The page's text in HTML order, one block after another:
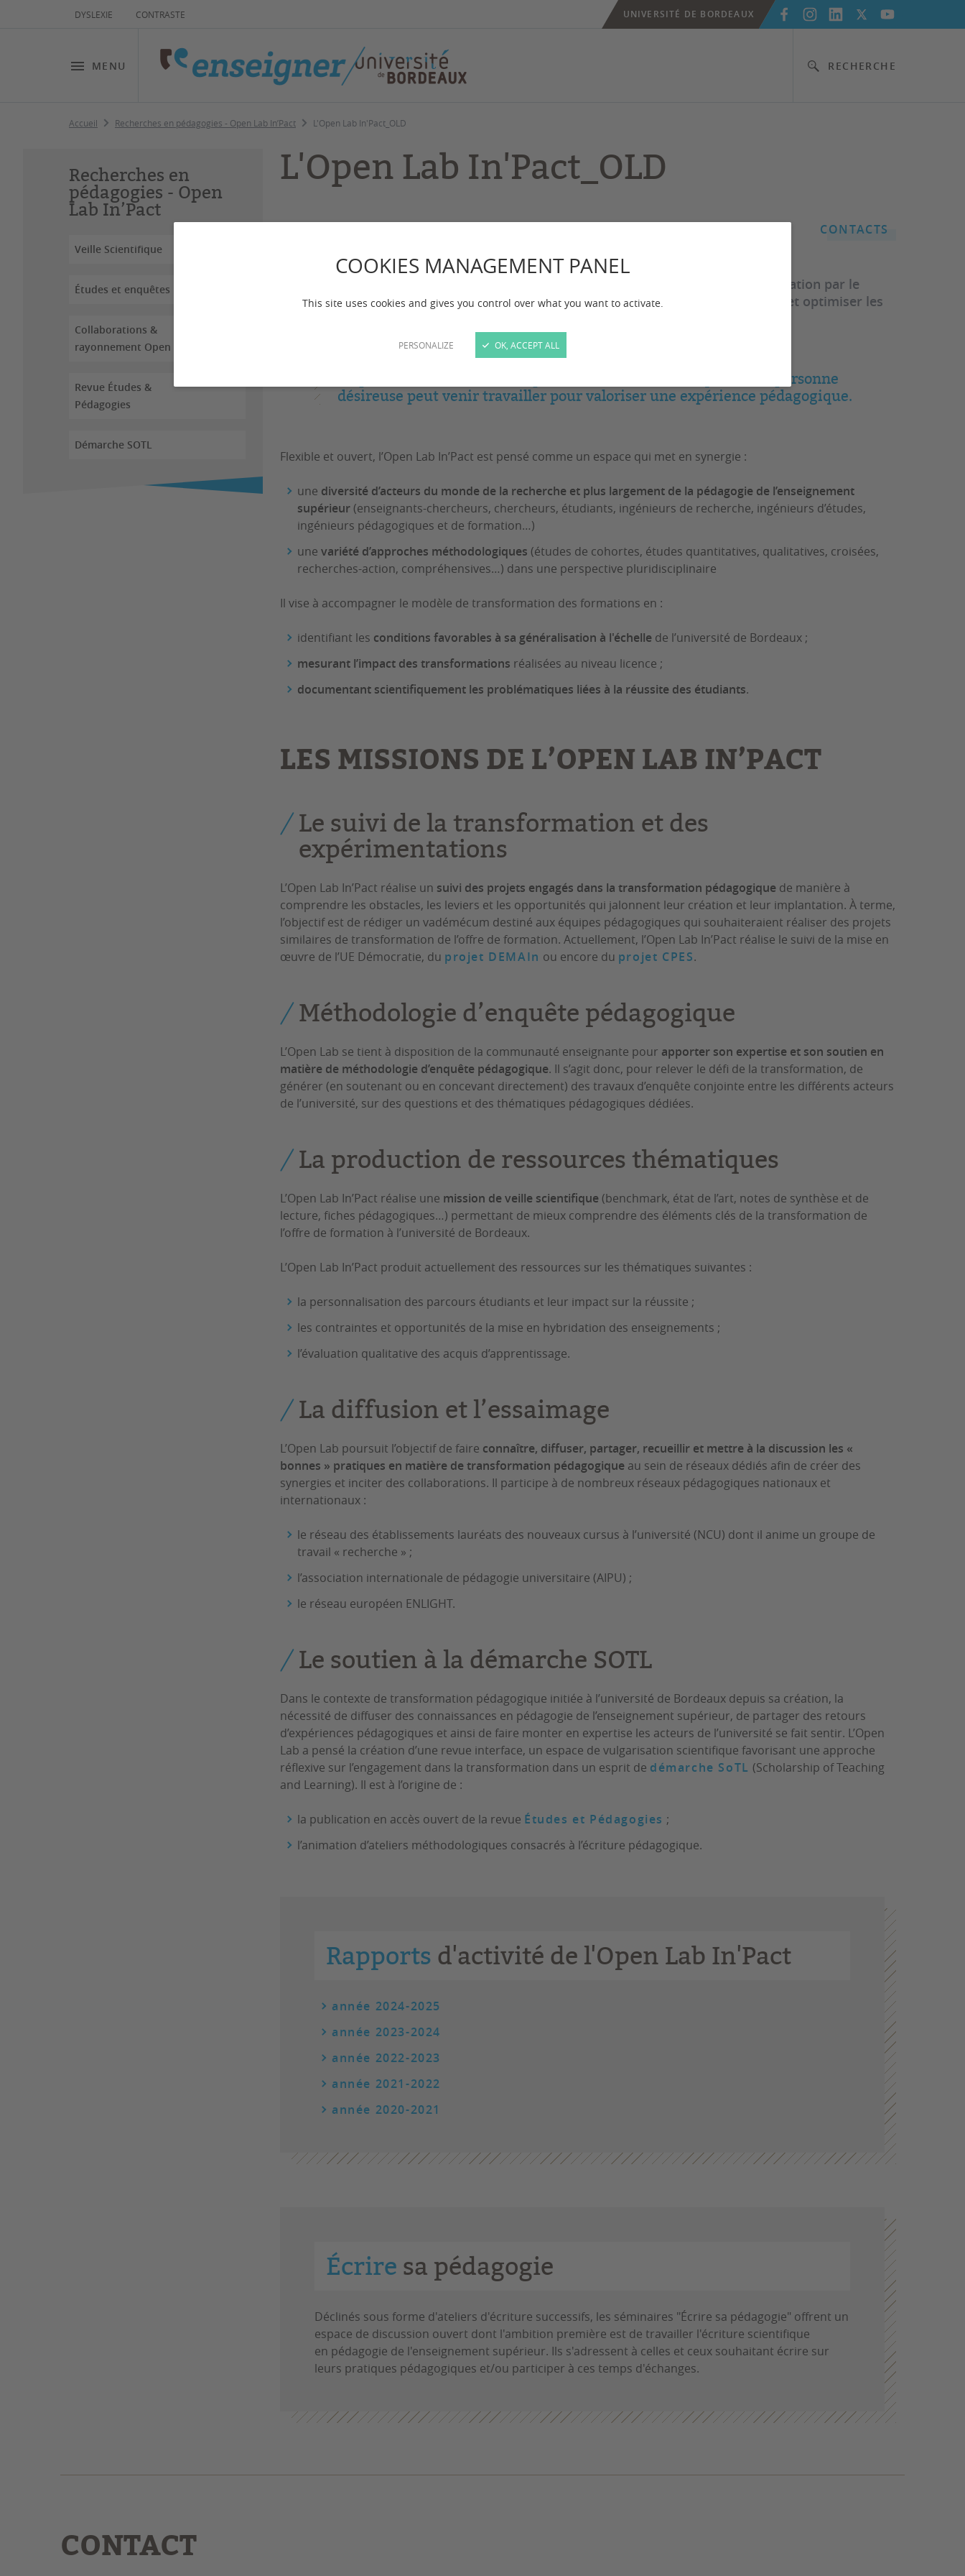
COOKIES MANAGEMENT PANEL
This site uses cookies and gives you control over what you want to activate.
PERSONALIZE OK, ACCEPT ALL
DYSLEXIE CONTRASTE
MENU RECHERCHE
UNIVERSITÉ DE BORDEAUX
Accueil Recherches en pédagogies - Open Lab In’Pact L'Open Lab In'Pact_OLD
Recherches en
pédagogies - Open
Lab In’Pact
Veille Scientifique
Études et enquêtes
Collaborations &
rayonnement Open Lab
Revue Études &
Pédagogies
Démarche SOTL
L'Open Lab In'Pact_OLD
CONTACTS
L’Open Lab In’Pact vise à outiller le pilotage de la transformation de l’offre de formation par le
prisme de la recherche. Il offre un cadre pour documenter, mesurer, comprendre et optimiser les
L'Open Lab In'Pact est un dispositif ouvert au sein duquel toute personne
désireuse peut venir travailler pour valoriser une expérience pédagogique.
Flexible et ouvert, l’Open Lab In’Pact est pensé comme un espace qui met en synergie :
une diversité d’acteurs du monde de la recherche et plus largement de la pédagogie de l’enseignement
supérieur (enseignants-chercheurs, chercheurs, étudiants, ingénieurs de recherche, ingénieurs d’études,
ingénieurs pédagogiques et de formation…)
une variété d’approches méthodologiques (études de cohortes, études quantitatives, qualitatives, croisées,
recherches-action, compréhensives…) dans une perspective pluridisciplinaire
Il vise à accompagner le modèle de transformation des formations en :
identifiant les conditions favorables à sa généralisation à l'échelle de l’université de Bordeaux ;
mesurant l’impact des transformations réalisées au niveau licence ;
documentant scientifiquement les problématiques liées à la réussite des étudiants.
LES MISSIONS DE L’OPEN LAB IN’PACT
Le suivi de la transformation et des
expérimentations
L’Open Lab In’Pact réalise un suivi des projets engagés dans la transformation pédagogique de manière à
comprendre les obstacles, les leviers et les opportunités qui jalonnent leur création et leur implantation. À terme,
l’objectif est de rédiger un vadémécum destiné aux équipes pédagogiques qui souhaiteraient réaliser des projets
similaires de transformation de l’offre de formation. Actuellement, l’Open Lab In’Pact réalise le suivi de la mise en
œuvre de l’UE Démocratie, du projet DEMAIn ou encore du projet CPES.
Méthodologie d’enquête pédagogique
L’Open Lab se tient à disposition de la communauté enseignante pour apporter son expertise et son soutien en
matière de méthodologie d’enquête pédagogique. Il s’agit donc, pour relever le défi de la transformation, de
générer (en soutenant ou en concevant directement) des travaux d’enquête conjointe entre les différents acteurs
de l’université, sur des questions et des thématiques pédagogiques dédiées.
La production de ressources thématiques
L’Open Lab In’Pact réalise une mission de veille scientifique (benchmark, état de l’art, notes de synthèse et de
lecture, fiches pédagogiques…) permettant de mieux comprendre des éléments clés de la transformation de
l’offre de formation à l’université de Bordeaux.
L’Open Lab In’Pact produit actuellement des ressources sur les thématiques suivantes :
la personnalisation des parcours étudiants et leur impact sur la réussite ;
les contraintes et opportunités de la mise en hybridation des enseignements ;
l’évaluation qualitative des acquis d’apprentissage.
La diffusion et l’essaimage
L’Open Lab poursuit l’objectif de faire connaître, diffuser, partager, recueillir et mettre à la discussion les «
bonnes » pratiques en matière de transformation pédagogique au sein de réseaux dédiés afin de créer des
synergies et inciter des collaborations. Il participe à de nombreux réseaux pédagogiques nationaux et
internationaux :
le réseau des établissements lauréats des nouveaux cursus à l’université (NCU) dont il anime un groupe de
travail « recherche » ;
l’association internationale de pédagogie universitaire (AIPU) ;
le réseau européen ENLIGHT.
Le soutien à la démarche SOTL
Dans le contexte de transformation pédagogique initiée à l’université de Bordeaux depuis sa création, la
nécessité de diffuser des connaissances en pédagogie de l’enseignement supérieur, de partager des retours
d’expériences pédagogiques et ainsi de faire monter en expertise les acteurs de l’université se fait sentir. L’Open
Lab a pensé la création d’une revue interface, un espace de vulgarisation scientifique favorisant une approche
réflexive sur l’engagement dans la transformation dans un esprit de démarche SoTL (Scholarship of Teaching
and Learning). Il est à l’origine de :
la publication en accès ouvert de la revue Études et Pédagogies ;
l’animation d’ateliers méthodologiques consacrés à l’écriture pédagogique.
Rapports d'activité de l'Open Lab In'Pact
année 2024-2025
année 2023-2024
année 2022-2023
année 2021-2022
année 2020-2021
Écrire sa pédagogie
Déclinés sous forme d'ateliers d'écriture successifs, les séminaires "Écrire sa pédagogie" offrent un
espace de discussion ouvert dont l'ambition première est de travailler l'écriture scientifique
en pédagogie de l'enseignement supérieur. Ils s'adressent à celles et ceux souhaitant écrire sur
leurs pratiques pédagogiques et/ou participer à ces temps d'échanges.
CONTACT